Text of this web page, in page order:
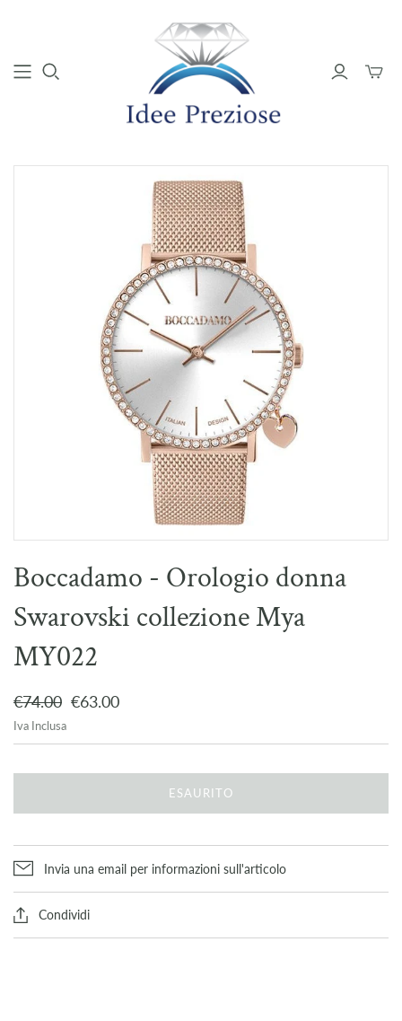
Mini
Boccadamo - Orologio donna
Swarovski collezione Mya
MY022
€74.00 €63.00
Iva Inclusa
ESAURITO
Invia una email per informazioni sull'articolo
Condividi